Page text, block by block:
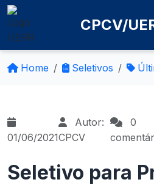
CPCV/
Home Seletivos
01/06/2021
Autor:
CPCV
0
Seletivo para